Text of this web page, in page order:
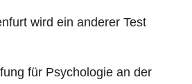
wird ein anderer Test
für Psychologie an der